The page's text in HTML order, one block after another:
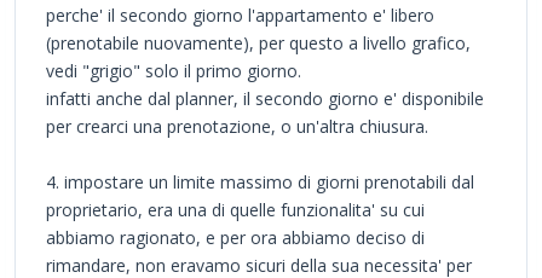
perche' il secondo giorno l'appartamento e' libero
(prenotabile nuovamente), per questo a livello grafico,
vedi "grigio" solo il primo giorno.
infatti anche dal planner, il secondo giorno e' disponibile
per crearci una prenotazione, o un'altra chiusura.
4. impostare un limite massimo di giorni prenotabili dal
proprietario, era una di quelle funzionalita' su cui
abbiamo ragionato, e per ora abbiamo deciso di
rimandare, non eravamo sicuri della sua necessita' per